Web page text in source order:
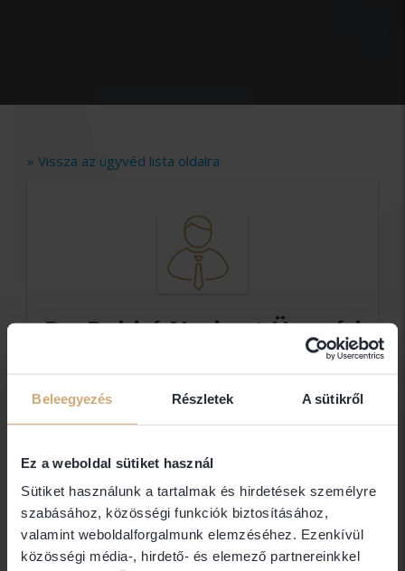
Beleegyezés Részletek A sütikről
Ez a weboldal sütiket használ
Sütiket használunk a tartalmak és hirdetések személyre
szabásához, közösségi funkciók biztosításához,
valamint weboldalforgalmunk elemzéséhez. Ezenkívül
közösségi média-, hirdető- és elemező partnereinkkel
» Vissza az ügyvéd lista oldalra
Dr. Babkó Norbert Ügyvéd
Ügyvéd
1161 Budapest
Jogi területek